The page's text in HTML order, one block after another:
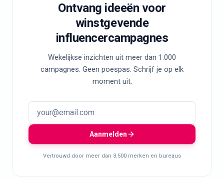
Ontvang ideeën voor
winstgevende
influencercampagnes
Wekelijkse inzichten uit meer dan 1.000
campagnes. Geen poespas. Schrijf je op elk
moment uit.
Aanmelden
Vertrouwd door meer dan 3.500 merken en bureaus